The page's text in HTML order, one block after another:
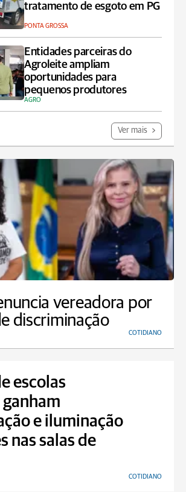
tratamento de esgoto em PG
PONTA GROSSA
Entidades parceiras do
Agroleite ampliam
oportunidades para
pequenos produtores
AGRO
Ver mais
vereadora por
discriminação
COTIDIANO
escolas
e iluminação
nas salas de
COTIDIANO